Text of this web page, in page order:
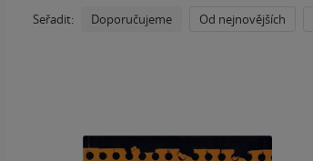
Seřadit: Doporučujeme Od nejnovějších